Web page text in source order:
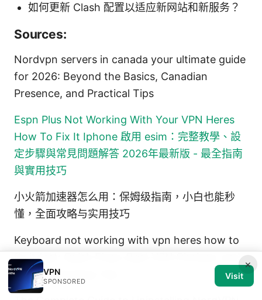
如何更新 Clash 配置以适应新网站和新服务？
Sources:
Nordvpn servers in canada your ultimate guide
for 2026: Beyond the Basics, Canadian
Presence, and Practical Tips
Espn Plus Not Working With Your VPN Heres
How To Fix It Iphone 啟用 esim：完整教學、設
定步驟與常見問題解答 2026年最新版 - 最全指南
與實用技巧
小火箭加速器怎么用：保姆级指南，小白也能秒
懂，全面攻略与实用技巧
Keyboard not working with vpn heres how to
fix it fast: Quick Fixes, Best VPN Choices, and
Troubleshooting Tips
×
VPN
SPONSORED
Visit